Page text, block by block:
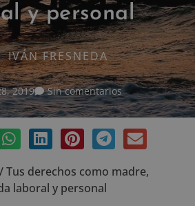
y personal
IVÁN FRESNEDA
2019 Sin comentarios
/Tus derechos como madre,
laboral y personal